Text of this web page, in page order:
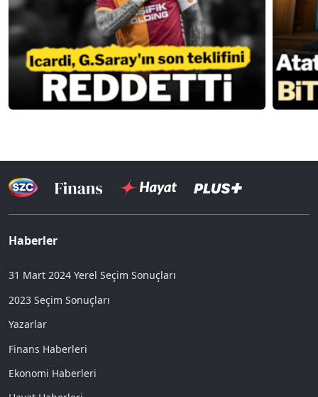
Haberler
31 Mart 2024 Yerel Seçim Sonuçları
2023 Seçim Sonuçları
Yazarlar
Finans Haberleri
Ekonomi Haberleri